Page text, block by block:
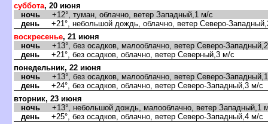
суббота, 20 июня
ночь +12°, туман, облачно, ветер Западный,1 м/с
день +21°, небольшой дождь, облачно, ветер Северо-
оскресенье, 21 июня
ночь +13°, без осадков, малооблачно, ветер Северо-
день +21°, без осадков, облачно, ветер Северный,3 м/с
понедельник, 22 июня
ночь +13°, без осадков, малооблачно, ветер Северо-
день +24°, без осадков, облачно, ветер Северо-Западный,3 м/с
торник, 23 июня
ночь +13°, небольшой дождь, малооблачно, ветер Западный,1
день +25°, без осадков, облачно, ветер Северо-Западный,4 м/с